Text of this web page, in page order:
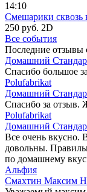
14:10
Смешарики сквозь
250 руб. 2D
Все события
Последние отзывы
Домашний
Спасибо большое
Polufabrikat
Домашний
Спасибо за отзыв.
Polufabrikat
Домашний
Все очень вкусно.
довольны.
по домашнему
Альфия
Смахтин Максим